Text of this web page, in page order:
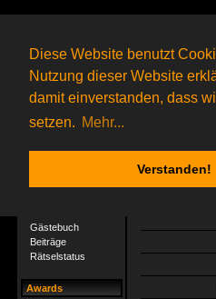
Diese Website benutzt
Nutzung dieser Website
damit einverstanden, dass
setzen. Mehr...
Verstanden!
Das nächste Rätsel ist in
13 Gagolganeronline(0 registrierte und 13
Gagolganer:
9732Rätsel online:
Gästebuch
Beiträge
Rätselstatus
Awards